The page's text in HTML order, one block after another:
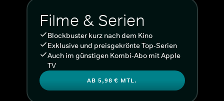
Filme & Serien
Blockbuster kurz nach dem Kino
Exklusive und preisgekrönte Top-Serien
Auch im günstigen Kombi-Abo mit Apple
TV
AB 5,98 € MTL.